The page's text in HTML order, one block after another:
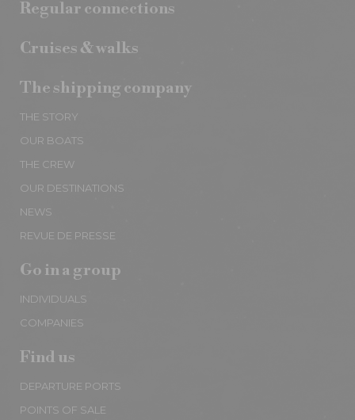
Regular connections
Cruises & walks
The shipping company
THE STORY
OUR BOATS
THE CREW
OUR DESTINATIONS
NEWS
REVUE DE PRESSE
Go in a group
INDIVIDUALS
COMPANIES
Find us
DEPARTURE PORTS
POINTS OF SALE